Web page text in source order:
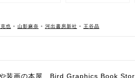
也 • 山影麻奈 • 河出書房新社 • 王谷晶
装画の本屋 Bird Graphics Book